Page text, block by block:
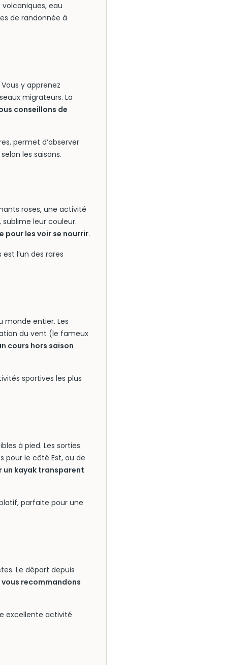
eau
de randonnée à
y apprenez
migrateurs. La
conseillons de
permet d’observer
les saisons.
roses, une activité
sublime leur couleur.
pour les voir se nourrir.
l’un des rares
monde entier. Les
du vent (le fameux
cours hors saison
sportives les plus
à pied. Les sorties
pour le côté Est, ou de
un kayak transparent
parfaite pour une
Le départ depuis
vous recommandons
excellente activité